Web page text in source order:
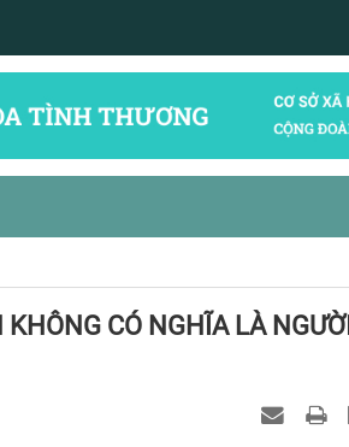
CÓ NGHĨA LÀ NGƯỜI